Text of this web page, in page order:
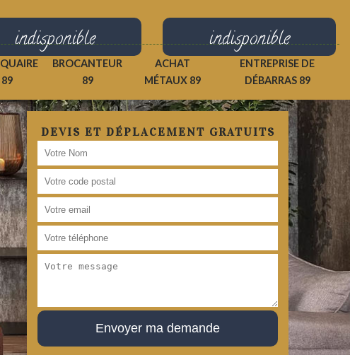
indisponible indisponible
89
BROCANTEUR
89
ACHAT
MÉTAUX 89
ENTREPRISE DE
DÉBARRAS 89
DEVIS ET DÉPLACEMENT GRATUITS